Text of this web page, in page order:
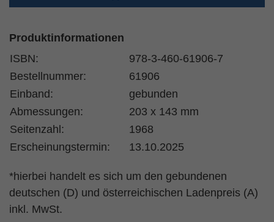
Produktinformationen
ISBN:
978-3-460-61906-7
Bestellnummer:
61906
Einband:
gebunden
Abmessungen:
203 x 143 mm
Seitenzahl:
1968
Erscheinungstermin:
13.10.2025
*hierbei handelt es sich um den gebundenen
deutschen (D) und österreichischen Ladenpreis (A)
inkl. MwSt.